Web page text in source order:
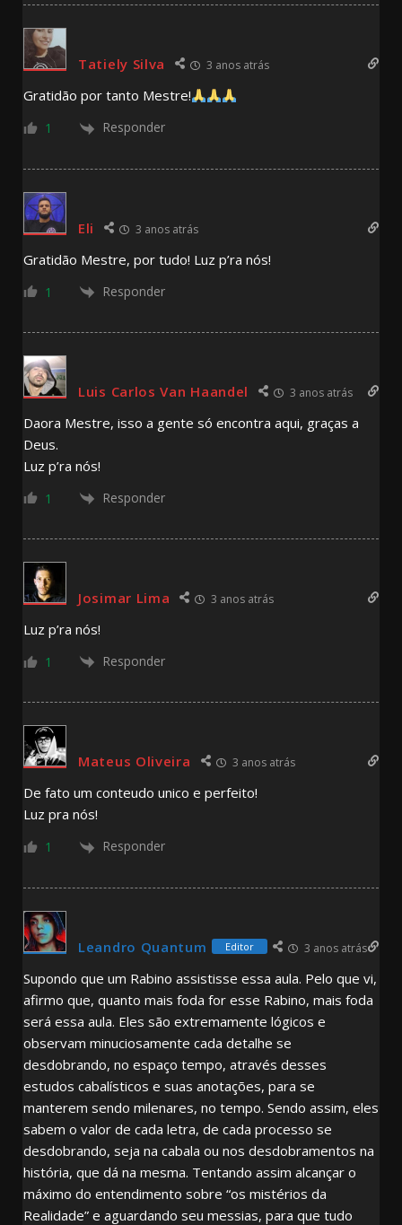
Tatiely Silva 3 anos atrás
Gratidão por tanto Mestre!
1 Responder
Eli 3 anos atrás
Gratidão Mestre, por tudo! Luz p’ra nós!
1 Responder
Luis Carlos Van Haandel 3 anos atrás
Daora Mestre, isso a gente só encontra aqui, graças a
Deus.
Luz p’ra nós!
1 Responder
Josimar Lima 3 anos atrás
Luz p’ra nós!
1 Responder
Mateus Oliveira 3 anos atrás
De fato um conteudo unico e perfeito!
Luz pra nós!
1 Responder
Leandro Quantum Editor 3 anos atrás
Supondo que um Rabino assistisse essa aula. Pelo que vi,
afirmo que, quanto mais foda for esse Rabino, mais foda
será essa aula. Eles são extremamente lógicos e
observam minuciosamente cada detalhe se
desdobrando, no espaço tempo, através desses
estudos cabalísticos e suas anotações, para se
manterem sendo milenares, no tempo. Sendo assim, eles
sabem o valor de cada letra, de cada processo se
desdobrando, seja na cabala ou nos desdobramentos na
história, que dá na mesma. Tentando assim alcançar o
máximo do entendimento sobre “os mistérios da
Realidade” e aguardando seu messias, para que tudo